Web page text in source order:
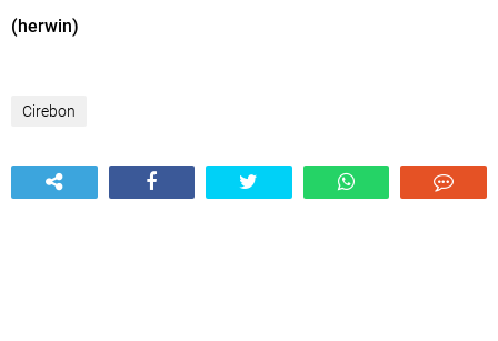
(herwin)
Cirebon